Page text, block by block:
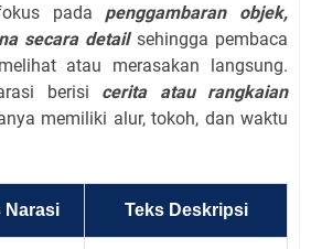
pada penggambaran objek,
secara detailsehingga pembaca
atau merasakan langsung.
berisi cerita atau rangkaian
memiliki alur, tokoh, dan waktu
Narasi Teks Deskripsi